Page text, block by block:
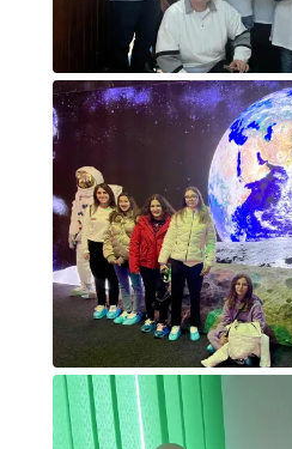
Foto di gruppo accoglienza